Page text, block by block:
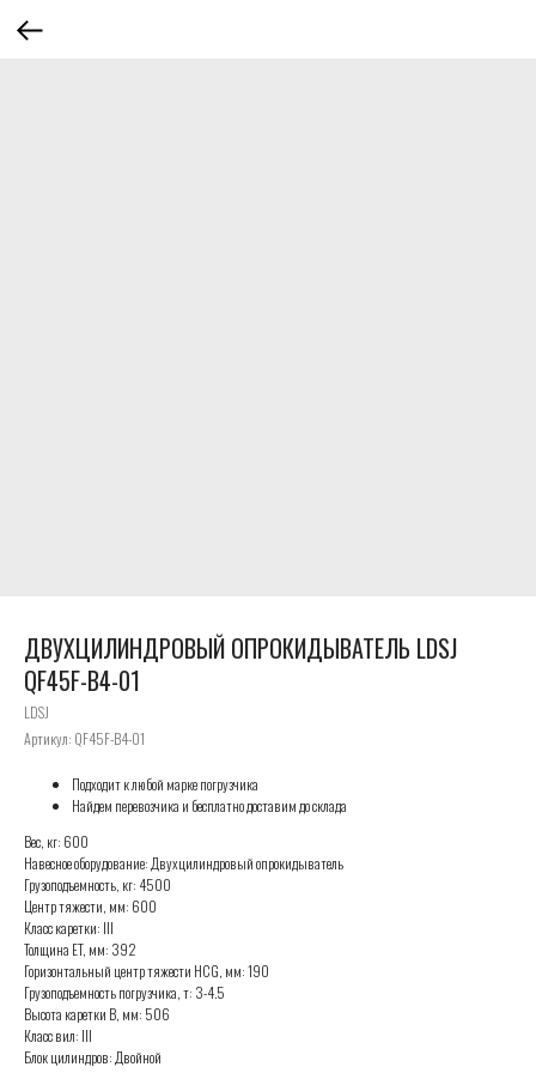
ДВУХЦИЛИНДРОВЫЙ ОПРОКИДЫВАТЕЛЬ LDSJ
QF45F-B4-01
LDSJ
Артикул: QF45F-B4-01
Подходит к любой марке погрузчика
Найдем перевозчика и бесплатно доставим до склада
Вес, кг: 600
Навесное оборудование: Двухцилиндровый опрокидыватель
Грузоподъемность, кг: 4500
Центр тяжести, мм: 600
Класс каретки: III
Толщина ET, мм: 392
Горизонтальный центр тяжести HCG, мм: 190
Грузоподъемность погрузчика, т: 3-4.5
Высота каретки B, мм: 506
Класс вил: III
Блок цилиндров: Двойной